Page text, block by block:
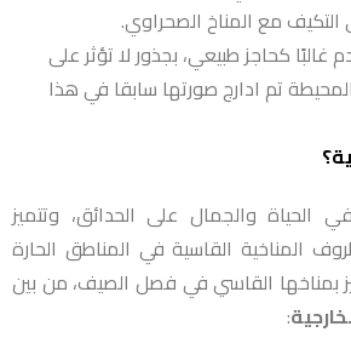
التكيف مع المناخ الصحراوي.
غالبًا كحاجز طبيعي، بجذور لا تؤثر على
المحيطة تم ادارج صورتها سابقا في هذا
الحياة والجمال على الحدائق، وتتميز
المناخية القاسية في المناطق الحارة
بمناخها القاسي في فصل الصيف، من بين
: